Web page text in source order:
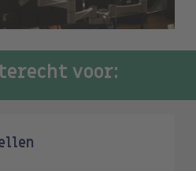
voor: